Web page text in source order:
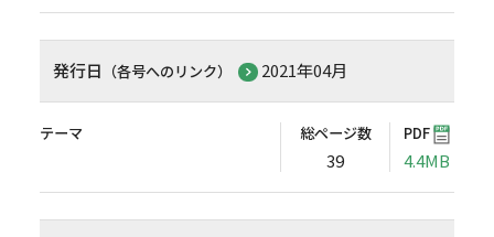
発行日 （各号へのリンク） 2021年04月
テーマ 総ページ数
39
PDF
4.4MB